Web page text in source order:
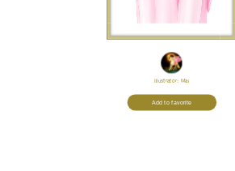
Illustrator: Mai
Add to favorite